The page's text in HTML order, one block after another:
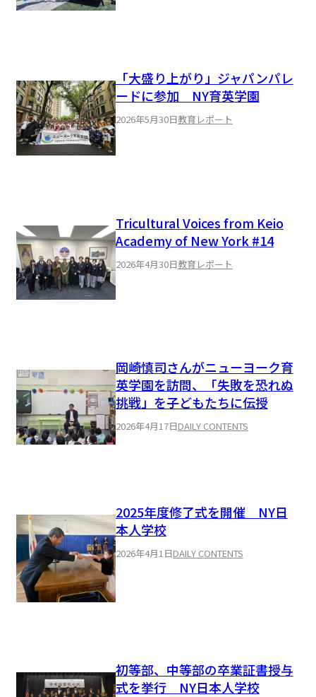
「大盛り上がり」ジャパンパレ
ードに参加 NY育英学園
2026年5月30日教育レポート
Tricultural Voices from Keio
Academy of New York #14
2026年4月30日教育レポート
岡崎慎司さんがニューヨーク育
英学園を訪問、「失敗を恐れぬ
挑戦」を子どもたちに伝授
2026年4月17日DAILY CONTENTS
2025年度修了式を開催 NY日
本人学校
2026年4月1日DAILY CONTENTS
初等部、中等部の卒業証書授与
式を挙行 NY日本人学校